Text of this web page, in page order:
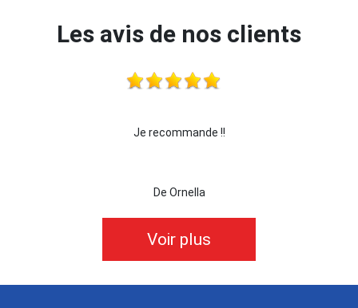
Les avis de nos clients
Je recommande !!
Voir plus